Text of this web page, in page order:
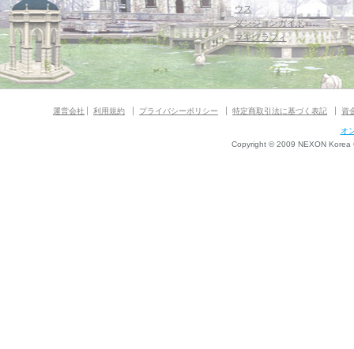
ウス
ダンジョンガイド
マギグラフィ
運営会社 利用規約 プライバシーポリシー 特定商取引法に基づく表記 資
オ
Copyright © 2009 NEXON Korea